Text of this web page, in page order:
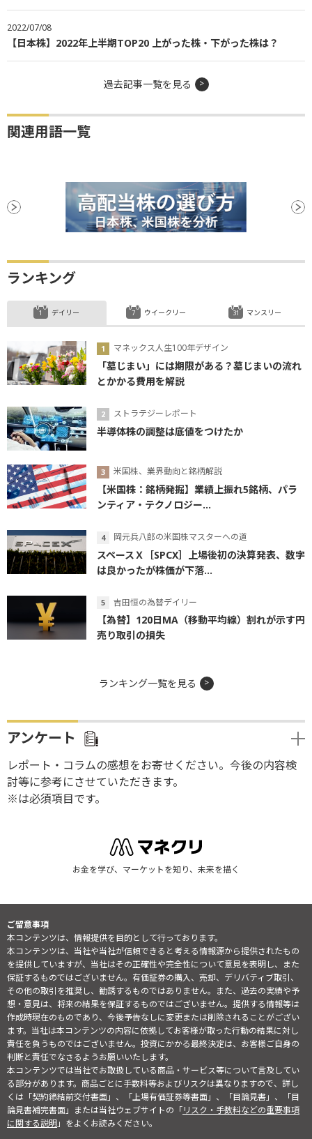
2022/07/08
【日本株】2022年上半期TOP20 上がった株・下がった株は？
過去記事一覧を見る
関連用語一覧
ランキング
デイリー
マネックス人生100年デザイン
「墓じまい」には期限がある？墓じまいの流れ
とかかる費用を解説
ストラテジーレポート
半導体株の調整は底値をつけたか
米国株、業界動向と銘柄解説
【米国株：銘柄発掘】業績上振れ5銘柄、パラ
ンティア・テクノロジー...
岡元兵八郎の米国株マスターへの道
スペースＸ［SPCX］上場後初の決算発表、数字
は良かったが株価が下落...
吉田恒の為替デイリー
【為替】120日MA（移動平均線）割れが示す円
売り取引の損失
ウイークリー マンスリー
ランキング一覧を見る
アンケート
レポート・コラムの感想をお寄せください。今後の内容検
討等に参考にさせていただきます。
※は必須項目です。
お金を学び、マーケットを知り、未来を描く
ご留意事項
本コンテンツは、情報提供を目的として行っております。
本コンテンツは、当社や当社が信頼できると考える情報源から提供されたもの
を提供していますが、当社はその正確性や完全性について意見を表明し、また
保証するものではございません。有価証券の購入、売却、デリバティブ取引、
その他の取引を推奨し、勧誘するものではありません。また、過去の実績や予
想・意見は、将来の結果を保証するものではございません。提供する情報等は
作成時現在のものであり、今後予告なしに変更または削除されることがござい
ます。当社は本コンテンツの内容に依拠してお客様が取った行動の結果に対し
責任を負うものではございません。投資にかかる最終決定は、お客様ご自身の
判断と責任でなさるようお願いいたします。
本コンテンツでは当社でお取扱している商品・サービス等について言及してい
る部分があります。商品ごとに手数料等およびリスクは異なりますので、詳し
くは「契約締結前交付書面」、「上場有価証券等書面」、「目論見書」、「目
論見書補完書面」または当社ウェブサイトの「リスク・手数料などの重要事項
に関する説明」をよくお読みください。